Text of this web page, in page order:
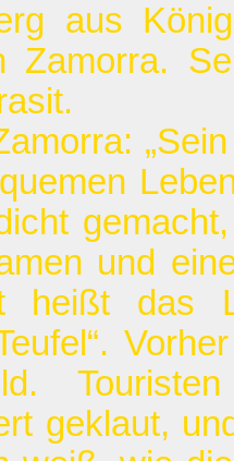
aus
Zamorra.
und
heißt das
geklaut,